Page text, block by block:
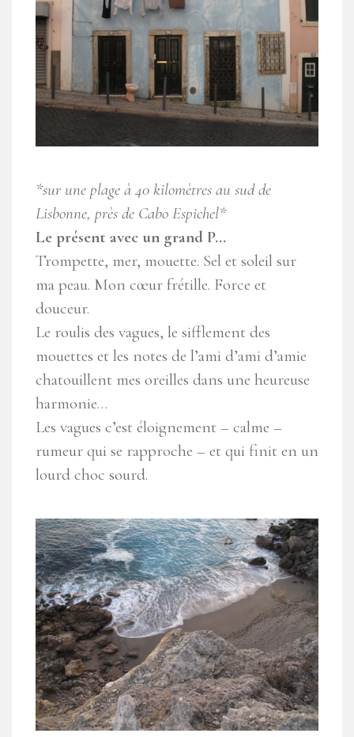
*sur une plage à 40 kilomètres au sud de
Lisbonne, près de Cabo Espichel*
Le présent avec un grand P…
Trompette, mer, mouette. Sel et soleil sur
ma peau. Mon cœur frétille. Force et
douceur.
Le roulis des vagues, le sifflement des
mouettes et les notes de l’ami d’ami d’amie
chatouillent mes oreilles dans une heureuse
harmonie…
Les vagues c’est éloignement – calme –
rumeur qui se rapproche – et qui finit en un
lourd choc sourd.